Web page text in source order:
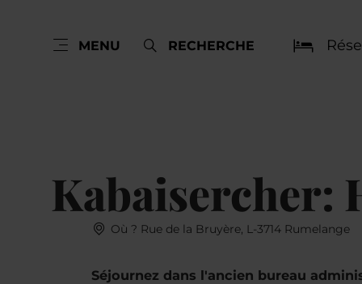
MENU RECHERCHE
Kabaisercher:
Où ? Rue de la Bruyère, L-3714 Rumelange
Séjournez dans l'ancien bureau